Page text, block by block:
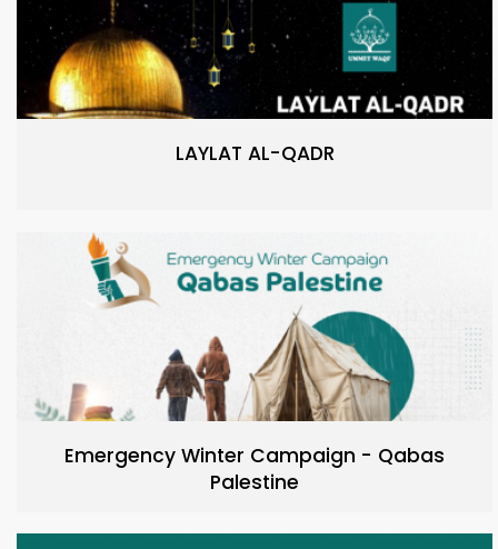
LAYLAT AL-QADR
Emergency Winter Campaign - Qabas
Palestine